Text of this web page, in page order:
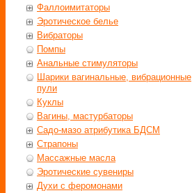
Фаллоимитаторы
Эротическое белье
Вибраторы
Помпы
Анальные стимуляторы
Шарики вагинальные, вибрационные
пули
Куклы
Вагины, мастурбаторы
Садо-мазо атрибутика БДСМ
Страпоны
Массажные масла
Эротические сувениры
Духи с феромонами